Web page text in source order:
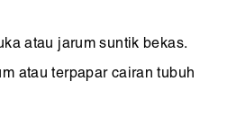
atau jarum suntik bekas.
atau terpapar cairan tubuh